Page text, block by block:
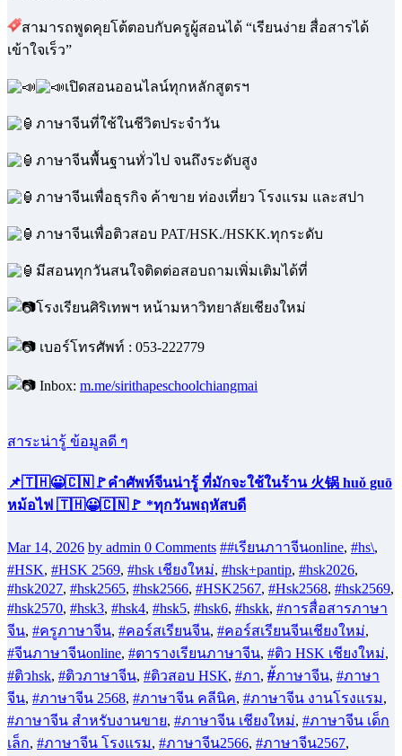
แบบ Realtime
สามารถพูดคุยโต้ตอบกับครูผู้สอนได้ “เรียนง่าย สื่อสารได้
เข้าใจเร็ว”
ภาษาจีนที่ใช้ในชีวิตประจำวัน
ภาษาจีนเพื่อธุรกิจ ค้าขาย ท่องเที่ยว โรงแรม และสปา
ภาษาจีนเพื่อติวสอบ PAT/HSK./HSKK.ทุกระดับ
เบอร์โทรศัพท์ : 053-222779
Inbox:m.me/sirithapeschoolchiangmai
สาระน่ารู้ ข้อมูลดี ๆ
📌🇹🇭😀🇨🇳🚩คำศัพท์จีนน่ารู้ ที่มักจะใช้ในร้าน 火锅 huǒ guō
หม้อไฟ 🇹🇭😀🇨🇳🚩 *ทุกวันพฤหัสบดี
Mar 14, 2026 by admin0 Comments ##เรียนภาาจีนonline,#hs\,
#HSK,#HSK 2569,#hsk เชียงใหม่,#hsk+pantip, #hsk2026,
#hsk2027,#hsk2565,#hsk2566,#HSK2567,#Hsk2568,#hsk2569